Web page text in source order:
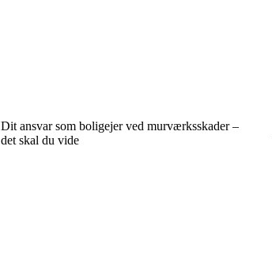
Dit ansvar som boligejer ved murværksskader –
det skal du vide